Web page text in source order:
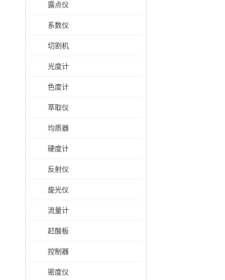
露点仪
系数仪
切割机
光度计
色度计
萃取仪
均质器
硬度计
反射仪
旋光仪
流量计
赶酸板
控制器
密度仪